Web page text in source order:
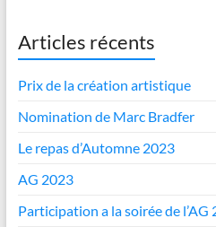
Articles récents
Prix de la création artistique
Nomination de Marc Bradfer
Le repas d’Automne 2023
AG 2023
Participation a la soirée de l’AG